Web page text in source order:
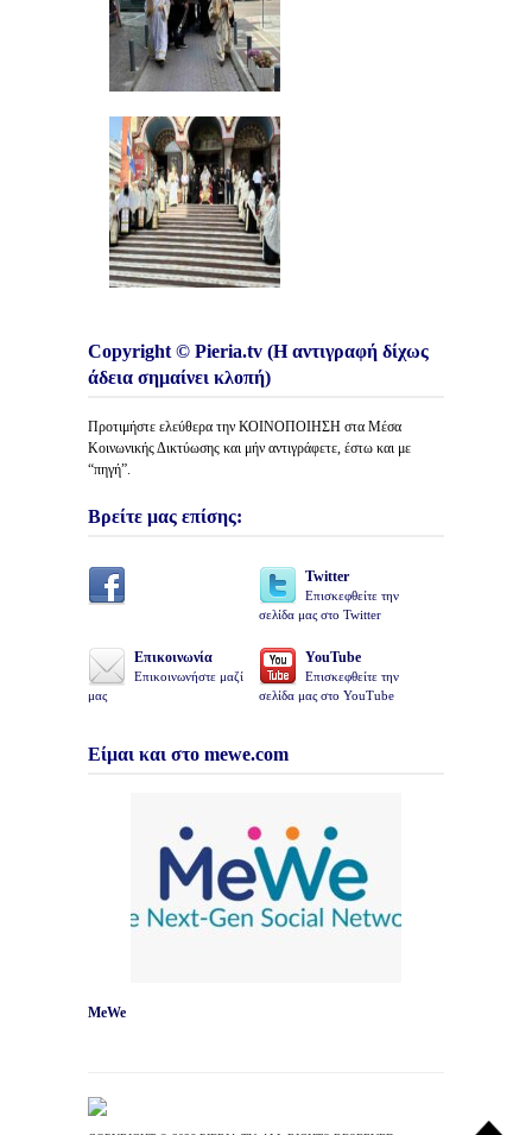
Copyright © Pieria.tv (Η αντιγραφή δίχως
άδεια σημαίνει κλοπή)
Προτιμήστε ελεύθερα την ΚΟΙΝΟΠΟΙΗΣΗ στα Μέσα
Κοινωνικής Δικτύωσης και μήν αντιγράφετε, έστω και με
“πηγή”.
Βρείτε μας επίσης:
Twitter
Επισκεφθείτε την
σελίδα μας στο Twitter
Επικοινωνία
Επικοινωνήστε μαζί
μας
YouTube
Επισκεφθείτε την
σελίδα μας στο YouTube
Είμαι και στο mewe.com
MeWe